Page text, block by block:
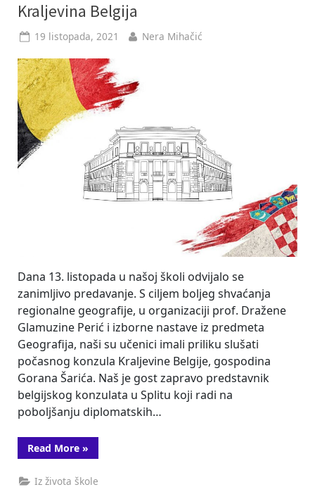
Kraljevina Belgija
Posted
19 listopada, 2021 By
Nera Mihačić
Dana 13. listopada u našoj školi odvijalo se
zanimljivo predavanje. S ciljem boljeg shvaćanja
regionalne geografije, u organizaciji prof. Dražene
Glamuzine Perić i izborne nastave iz predmeta
Geografija, naši su učenici imali priliku slušati
počasnog konzula Kraljevine Belgije, gospodina
Gorana Šarića. Naš je gost zapravo predstavnik
belgijskog konzulata u Splitu koji radi na
poboljšanju diplomatskih…
Read More“Kraljevina
Belgija”
»
Iz života škole